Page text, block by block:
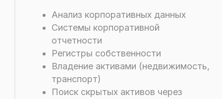
Анализ корпоративных данных
Системы корпоративной
отчетности
Регистры собственности
Владение активами (недвижимость,
транспорт)
Поиск скрытых активов через